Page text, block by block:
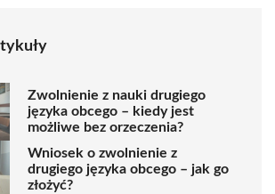
Zwolnienie z nauki drugiego
języka obcego – kiedy jest
możliwe bez orzeczenia?
Wniosek o zwolnienie z
drugiego języka obcego – jak go
złożyć?